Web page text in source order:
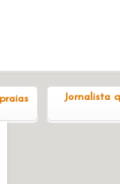
Jornalista